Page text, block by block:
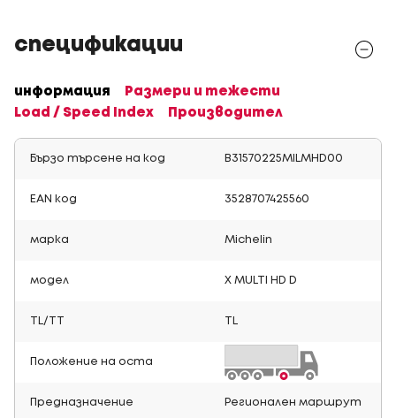
спецификации
информация
Размери и тежести
Load / Speed Index
Производител
Бързо търсене на код B31570225MILMHD00
EAN код 3528707425560
марка Michelin
модел X MULTI HD D
TL/TT
Положение на оста
Предназначение Регионален маршрут